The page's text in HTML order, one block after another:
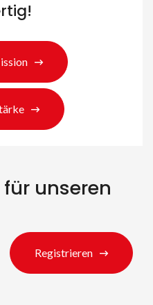
unseren
Registrieren
Produkten